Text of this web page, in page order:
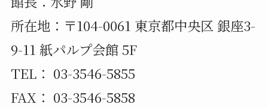
所在地：〒104-0061 東京都中央区 銀座3-
9-11 紙パルプ会館 5F
TEL： 03-3546-5855
FAX： 03-3546-5858